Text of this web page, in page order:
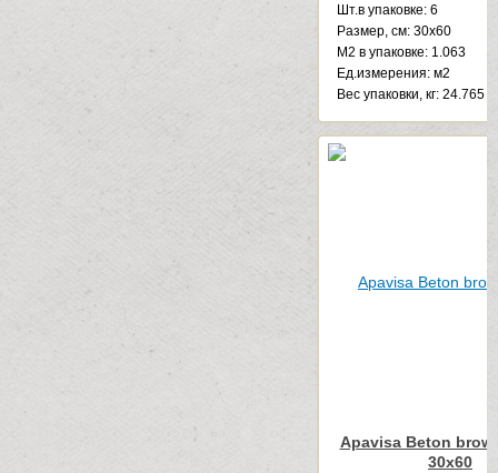
Шт.в упаковке: 6
Размер, см: 30x60
М2 в упаковке: 1.063
Ед.измерения: м2
Веc упаковки, кг: 24.765
Apavisa Beton
30x60